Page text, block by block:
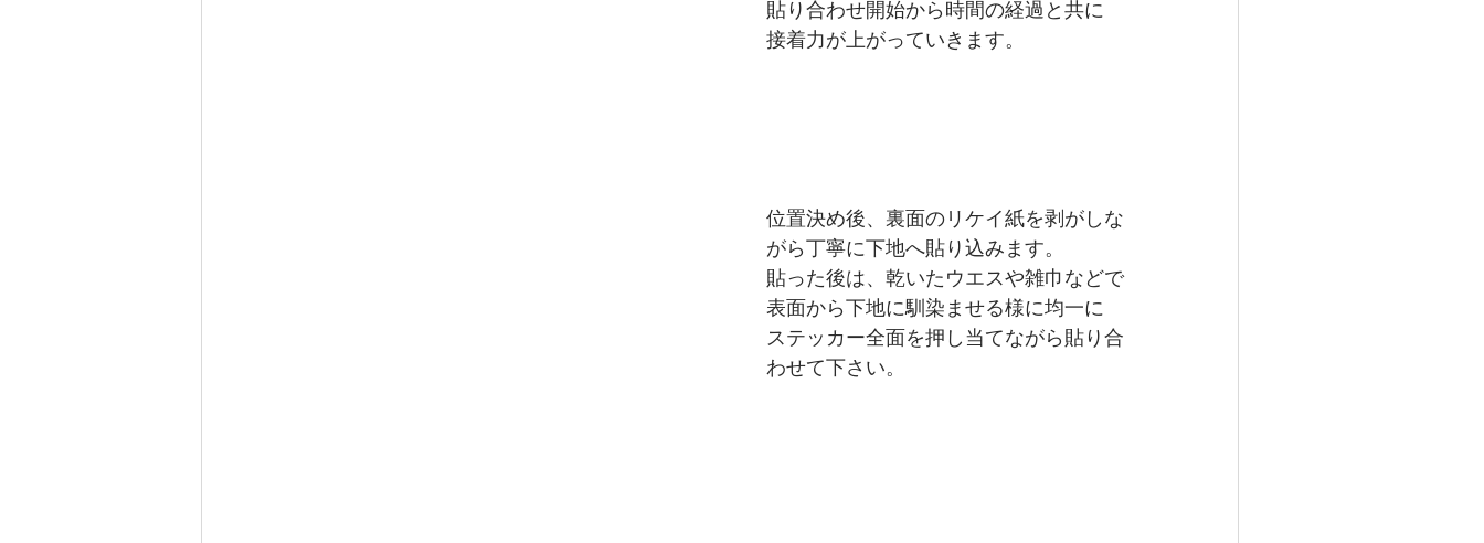
貼り合わせ開始から時間の経過と共に
接着力が上がっていきます。
位置決め後、裏面のリケイ紙を剥がしな
がら丁寧に下地へ貼り込みます。
貼った後は、乾いたウエスや雑巾などで
表面から下地に馴染ませる様に均一に
ステッカー全面を押し当てながら貼り合
わせて下さい。